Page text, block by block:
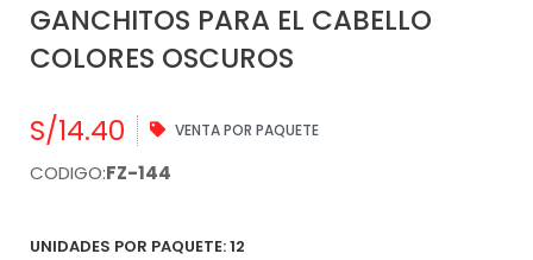
GANCHITOS PARA EL CABELLO
COLORES OSCUROS
S/14.40 VENTA POR PAQUETE
CODIGO:FZ-144
UNIDADES POR PAQUETE: 12